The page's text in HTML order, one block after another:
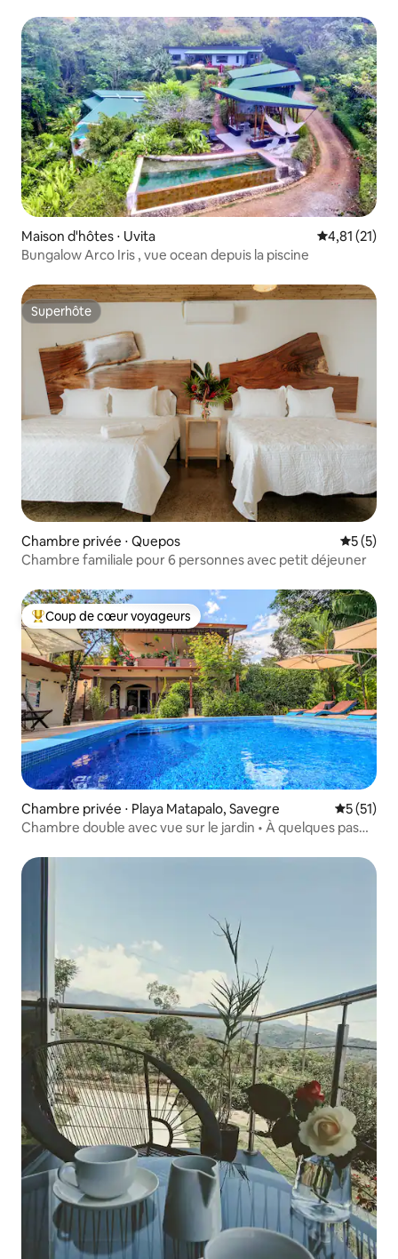
Maison d'hôtes ⋅ Uvita Évaluation
4,81 (21)
Bungalow Arco Iris , vue ocean depuis la piscine
Superhôte
Superhôte
Chambre privée ⋅ Quepos
5 (5)
Chambre familiale pour 6 personnes avec petit déjeuner
Coups de cœur voyageurs les plus appréciés
Coup de cœur voyageurs
Chambre privée ⋅ Playa Matapalo, Savegre
5 (51)
Chambre double avec vue sur le jardin • À quelques pas